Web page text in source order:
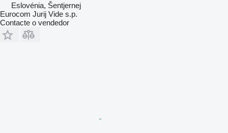
Eslovénia, Šentjernej
Eurocom Jurij Vide s.p.
Contacte o vendedor